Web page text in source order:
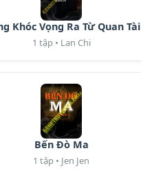
Khóc Vọng Ra Từ Quan Tài
1 tập • Lan Chi
Bến Đò Ma
1 tập • Jen Jen